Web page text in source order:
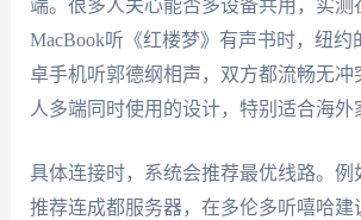
端。很多人关心能否多设备共用，实测
MacBook听《红楼梦》有声书时，纽约
卓手机听郭德纲相声，双方都流畅无冲
人多端同时使用的设计，特别适合海外
具体连接时，系统会推荐最优线路。例
推荐连成都服务器，在多伦多听嘻哈建